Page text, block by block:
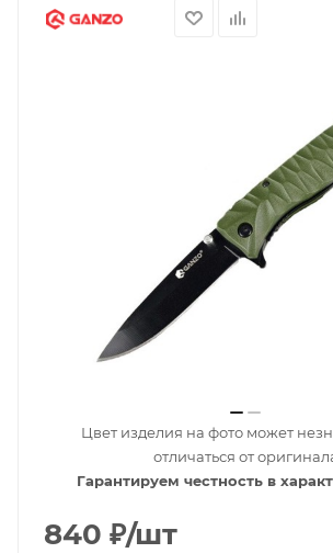
Цвет изделия на фото может
отличаться от
Гарантируем честность в
840 ₽/шт